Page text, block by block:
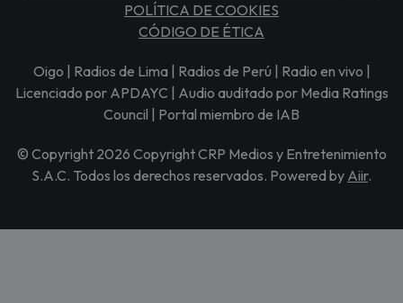
POLÍTICA DE COOKIES
CÓDIGO DE ÉTICA
Oigo | Radios de Lima | Radios de Perú | Radio en vivo |
Licenciado por APDAYC | Audio auditado por Media Ratings
Council | Portal miembro de IAB
© Copyright 2026 Copyright CRP Medios y Entretenimiento
S.A.C. Todos los derechos reservados. Powered by Aiir.